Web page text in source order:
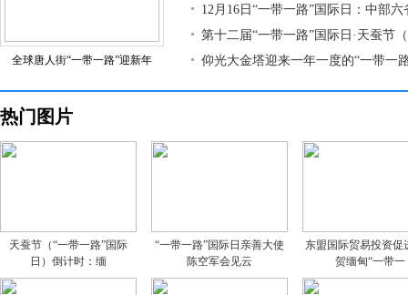
全球唐人街“一带一路”迎新年
12月16日“一带一路”国际日：中部六
第十二届“一带一路”国际日·天蚕节
仰光大金塔迎来一年一度的“一带一
热门图片
天蚕节（“一带一路”国际
日）倒计时：缅
“一带一路”国际日亲善大使
陈空军会见云
东盟国际贸易投资促
贺缅甸“一带一